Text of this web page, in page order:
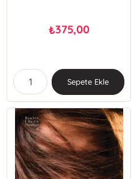
₺375,00
Sepete Ekle